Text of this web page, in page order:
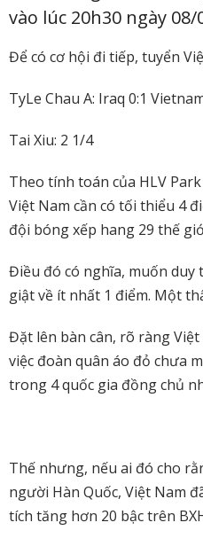
vào lúc 20h30 ngày 08/
Để có cơ hội đi tiếp, tuyển
TyLe Chau A: Iraq 0:1
Tai Xiu: 2 1/4
Theo tính toán của HLV
Việt Nam cần có tối thiểu 4
đội bóng xếp hang 29 thế
Điều đó có nghĩa, muốn duy
giật về ít nhất 1 điểm. Một
Đặt lên bàn cân, rõ ràng
việc đoàn quân áo đỏ chưa
trong 4 quốc gia đồng chủ
Thế nhưng, nếu ai đó cho
người Hàn Quốc, Việt Nam
tích tăng hơn 20 bậc trên